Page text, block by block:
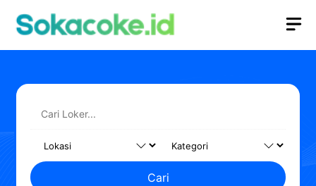
Cari